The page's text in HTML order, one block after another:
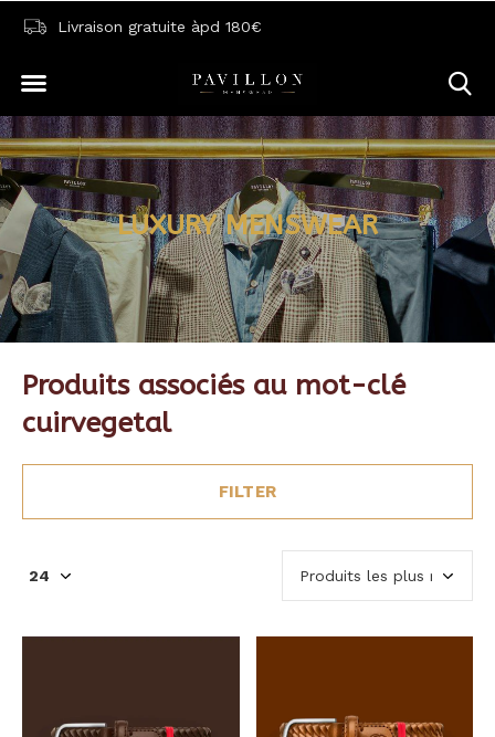
Livraison gratuite àpd 180€
LUXURY MENSWEAR
Produits associés au mot-clé
cuirvegetal
FILTER